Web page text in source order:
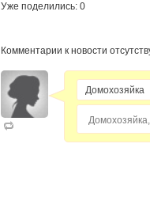
Уже поделились: 0
Комментарии к новости